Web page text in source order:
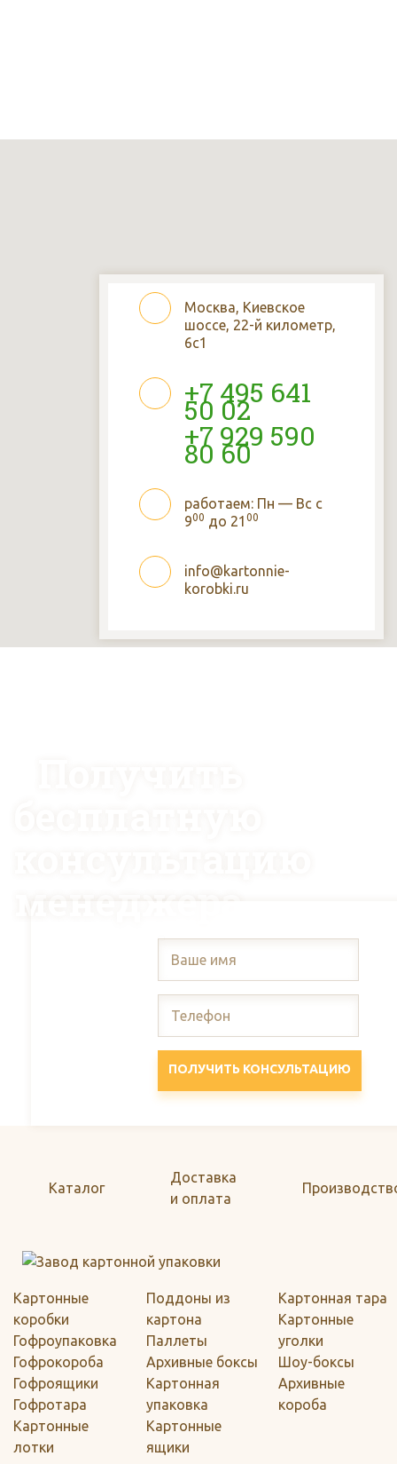
Москва, Киевское
шоссе, 22-й километр,
6с1
+7 495 641
50 02
+7 929 590
80 60
работаем: Пн — Вс с
900 до 21 00
info@kartonnie-
korobki.ru
менеджера
ПОЛУЧИТЬ КОНСУЛЬТАЦИЮ
Каталог
Доставка
и оплата
Картонные
коробки
Гофроупаковка
Гофрокороба
Гофроящики
Гофротара
Картонные
лотки
Поддоны из
картона
Паллеты
Архивные боксы
Картонная
упаковка
Картонные
ящики
Картонная тара
Картонные
уголки
Шоу-боксы
Архивные
короба